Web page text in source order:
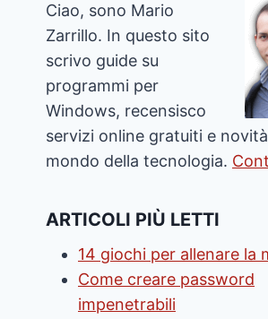
Ciao, sono Mario
Zarrillo. In questo sito
scrivo guide su
programmi per
Windows, recensisco
servizi online gratuiti e
mondo della tecnologia.
ARTICOLI PIÙ LETTI
14 giochi per allenare la
Come creare password
impenetrabili